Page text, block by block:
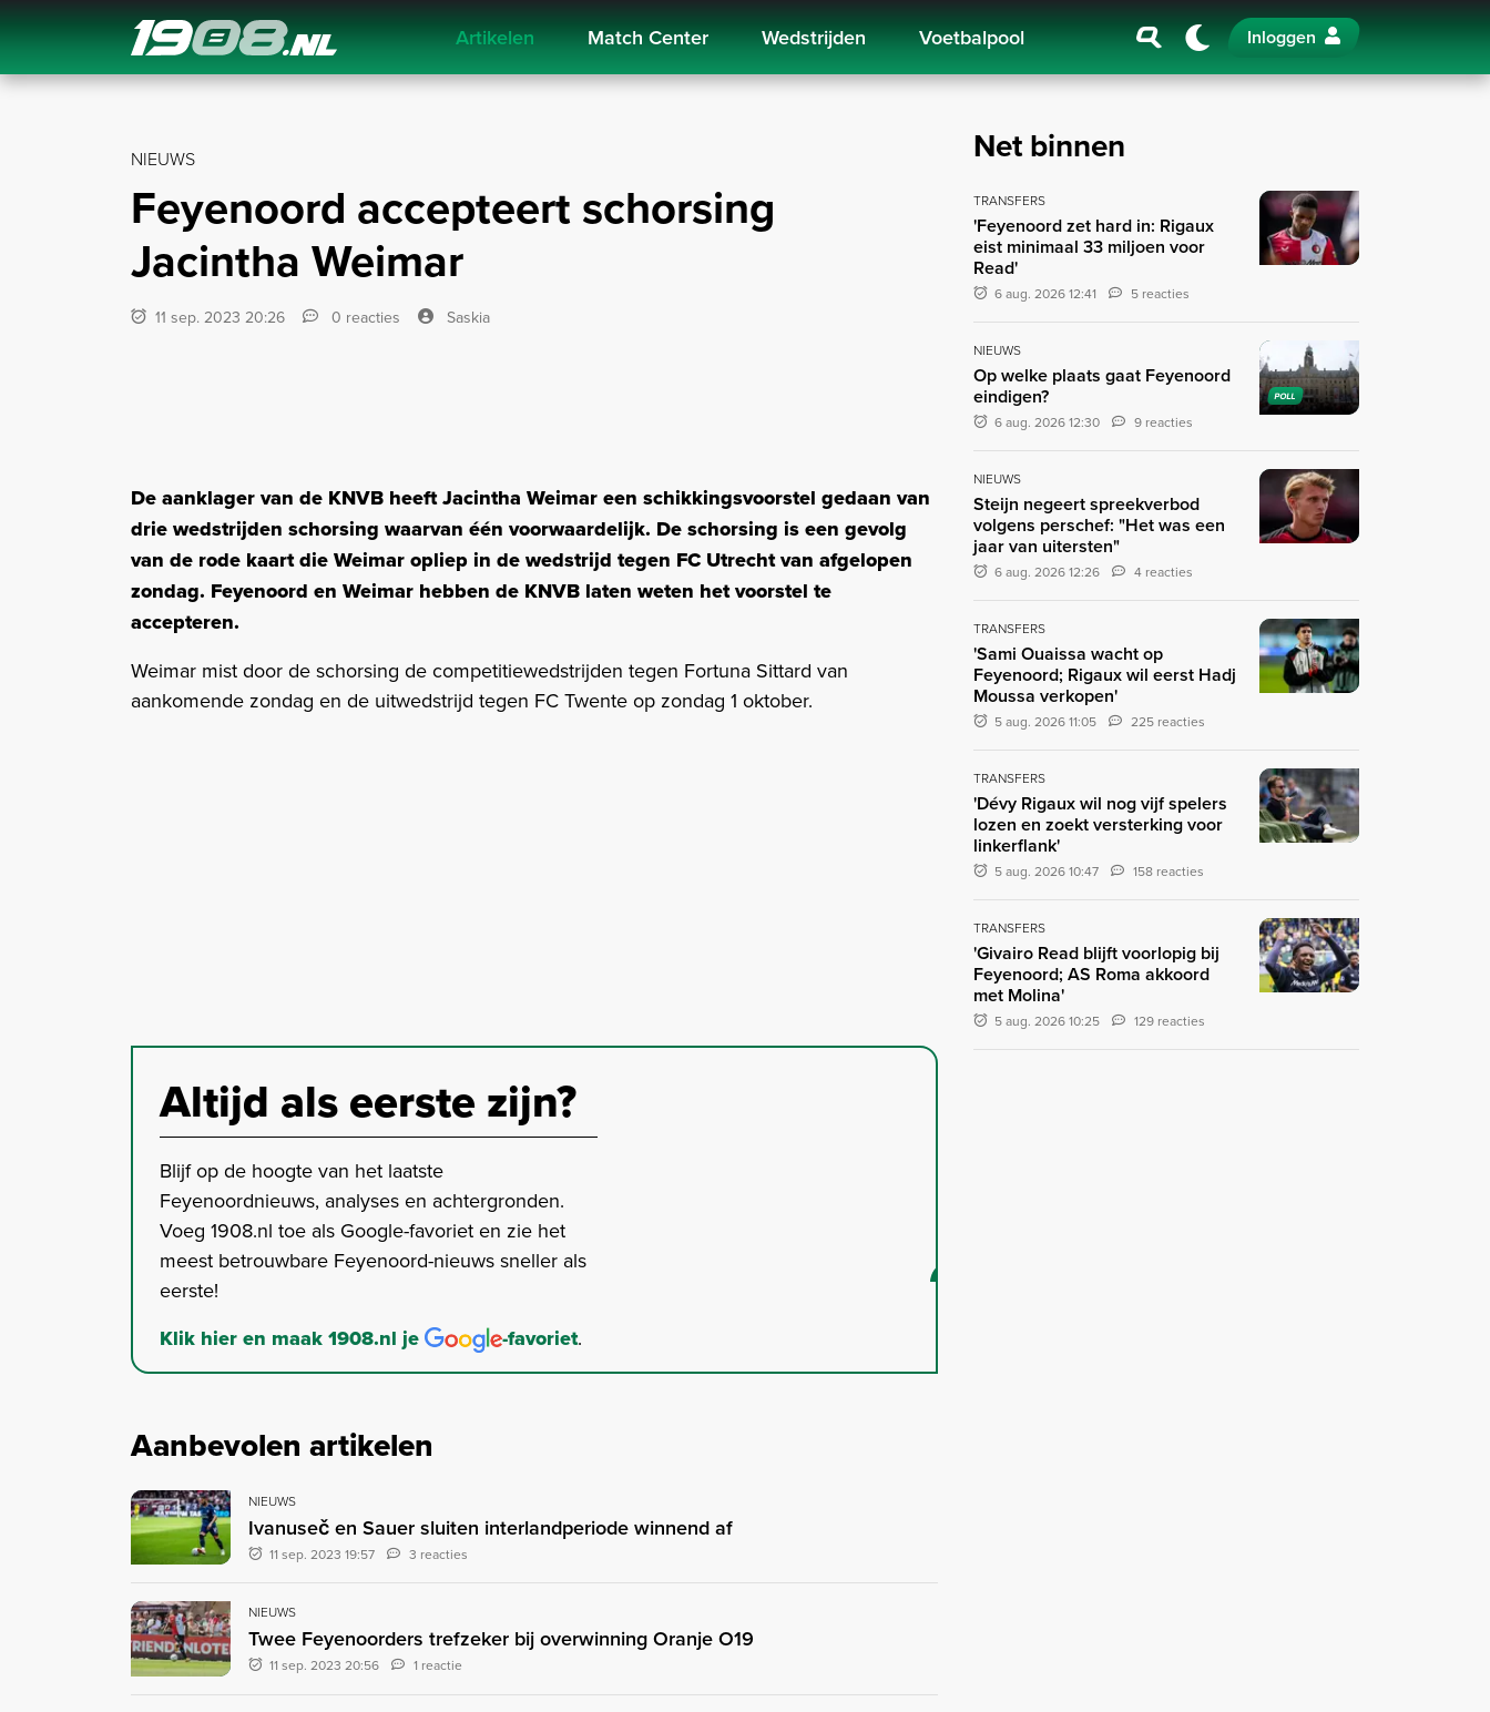
Navigation Artikelen Match Center Wedstrijden Voetbalpool Inloggen
NIEUWS
Feyenoord accepteert schorsing
Jacintha Weimar
11 sep. 2023 20:26 0 reacties Saskia
De aanklager van de KNVB heeft Jacintha Weimar een schikkingsvoorstel gedaan van
drie wedstrijden schorsing waarvan één voorwaardelijk. De schorsing is een gevolg
van de rode kaart die Weimar opliep in de wedstrijd tegen FC Utrecht van afgelopen
zondag. Feyenoord en Weimar hebben de KNVB laten weten het voorstel te
accepteren.
Weimar mist door de schorsing de competitiewedstrijden tegen Fortuna Sittard van
aankomende zondag en de uitwedstrijd tegen FC Twente op zondag 1 oktober.
Altijd als eerste zijn?
Blijf op de hoogte van het laatste
Feyenoordnieuws, analyses en achtergronden.
Voeg 1908.nl toe als Google-favoriet en zie het
meest betrouwbare Feyenoord-nieuws sneller als
eerste!
Klik hier en maak 1908.nl je -favoriet.
Aanbevolen artikelen
NIEUWS
Ivanuseč en Sauer sluiten interlandperiode winnend af
11 sep. 2023 19:57 3 reacties
NIEUWS
Twee Feyenoorders trefzeker bij overwinning Oranje O19
11 sep. 2023 20:56 1 reactie
Net binnen
TRANSFERS
'Feyenoord zet hard in: Rigaux
eist minimaal 33 miljoen voor
Read'
6 aug. 2026 12:41 5 reacties
POLL
NIEUWS
Op welke plaats gaat Feyenoord
eindigen?
6 aug. 2026 12:30 9 reacties
NIEUWS
Steijn negeert spreekverbod
volgens perschef: "Het was een
jaar van uitersten"
6 aug. 2026 12:26 4 reacties
TRANSFERS
'Sami Ouaissa wacht op
Feyenoord; Rigaux wil eerst Hadj
Moussa verkopen'
5 aug. 2026 11:05 225 reacties
TRANSFERS
'Dévy Rigaux wil nog vijf spelers
lozen en zoekt versterking voor
linkerflank'
5 aug. 2026 10:47 158 reacties
TRANSFERS
'Givairo Read blijft voorlopig bij
Feyenoord; AS Roma akkoord
met Molina'
5 aug. 2026 10:25 129 reacties